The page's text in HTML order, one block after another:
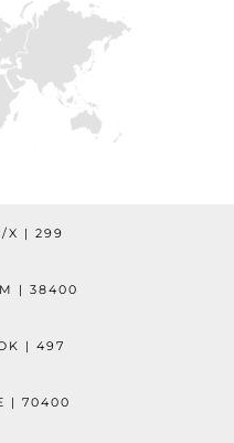
X | 299
| 38400
| 497
| 70400